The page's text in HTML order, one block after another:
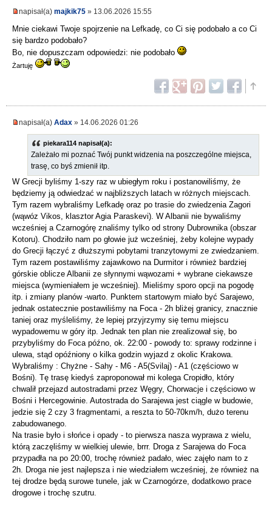
napisał(a) majkik75 » 13.06.2026 15:55
Mnie ciekawi Twoje spojrzenie na Lefkadę, co Ci się podobało a co Ci
się bardzo podobało?
Bo, nie dopuszczam odpowiedzi: nie podobało
Żartuję
napisał(a) Adax » 14.06.2026 01:26
piekara114 napisał(a):
Zależało mi poznać Twój punkt widzenia na poszczególne miejsca,
trasę, co byś zmienił itp.
W Grecji byliśmy 1-szy raz w ubiegłym roku i postanowiliśmy, że
będziemy ją odwiedzać w najbliższych latach w różnych miejscach.
Tym razem wybraliśmy Lefkadę oraz po trasie do zwiedzenia Zagori
(wąwóz Vikos, klasztor Agia Paraskevi). W Albanii nie bywaliśmy
wcześniej a Czarnogórę znaliśmy tylko od strony Dubrownika (obszar
Kotoru). Chodziło nam po głowie już wcześniej, żeby kolejne wypady
do Grecji łączyć z dłuższymi pobytami tranzytowymi ze zwiedzaniem.
Tym razem postawiliśmy zajawkowo na Durmitor i również bardziej
górskie oblicze Albanii ze słynnymi wąwozami + wybrane ciekawsze
miejsca (wymieniałem je wcześniej). Mieliśmy sporo opcji na pogodę
itp. i zmiany planów -warto. Punktem startowym miało być Sarajewo,
jednak ostatecznie postawiliśmy na Foca - 2h bliżej granicy, znacznie
taniej oraz myśleliśmy, że lepiej przyjrzymy się temu miejscu
wypadowemu w góry itp. Jednak ten plan nie zrealizował się, bo
przybyliśmy do Foca późno, ok. 22:00 - powody to: sprawy rodzinne i
ulewa, stąd opóźniony o kilka godzin wyjazd z okolic Krakowa.
Wybraliśmy : Chyżne - Sahy - M6 - A5(Svilaj) - A1 (częściowo w
Bośni). Tę trasę kiedyś zaproponował mi kolega Cropidło, który
chwalił przejazd autostradami przez Węgry, Chorwacje i częściowo w
Bośni i Hercegowinie. Autostrada do Sarajewa jest ciągle w budowie,
jedzie się 2 czy 3 fragmentami, a reszta to 50-70km/h, dużo terenu
zabudowanego.
Na trasie było i słońce i opady - to pierwsza nasza wyprawa z wielu,
którą zaczęliśmy w wielkiej ulewie, brrr. Droga z Sarajewa do Foca
przypadła na po 20:00, trochę również padało, wiec zajęło nam to z
2h. Droga nie jest najlepsza i nie wiedziałem wcześniej, że również na
tej drodze będą surowe tunele, jak w Czarnogórze, dodatkowo prace
drogowe i trochę szutru.